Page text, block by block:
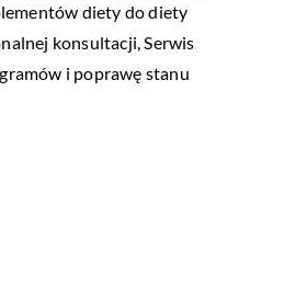
diety do diety
konsultacji, Serwis
i poprawę stanu